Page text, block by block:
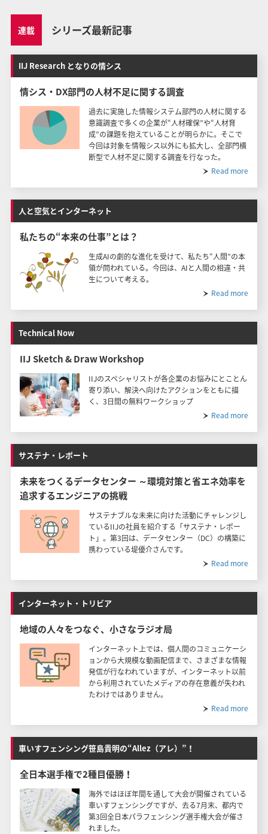
連載 シリーズ最新記事
IIJ Research となりの情シス
情シス・DX部門の人材不足に関する調査
過去に実施した情報システム部門の人材に関する
意識調査で多くの企業が“人材確保”や“人材育
成”の課題を抱えていることが明らかに。そこで
今回は対象を情報シス以外にも拡大し、全部門横
断型で人材不足に関する調査を行なった。
Read more
人と空気とインターネット
私たちの“本来の仕事”とは？
生成AIの劇的な進化を受けて、私たち“人間”の本
領が問われている。今回は、AIと人間の相違・共
生について考える。
Read more
Technical Now
IIJ Sketch & Draw Workshop
IIJのスペシャリストが各企業のお悩みにとことん
寄り添い、解決へ向けたアクションをともに描
く、3日間の無料ワークショップ
Read more
サステナ・レポート
未来をつくるデータセンター ～環境対策と省エネ効率を
追求するエンジニアの挑戦
サステナブルな未来に向けた活動にチャレンジし
ているIIJの社員を紹介する「サステナ・レポー
ト」。第3回は、データセンター（DC）の構築に
携わっている堤優介さんです。
Read more
インターネット・トリビア
地域の人々をつなぐ、小さなラジオ局
インターネット上では、個人間のコミュニケーシ
ョンから大規模な動画配信まで、さまざまな情報
発信が行なわれていますが、インターネット以前
から利用されていたメディアの存在意義が失われ
たわけではありません。
Read more
車いすフェンシング笹島貴明の“Allez（アレ）”！
全日本選手権で2種目優勝！
海外ではほぼ年間を通して大会が開催されている
車いすフェンシングですが、去る7月末、都内で
第3回全日本パラフェンシング選手権大会が催さ
れました。